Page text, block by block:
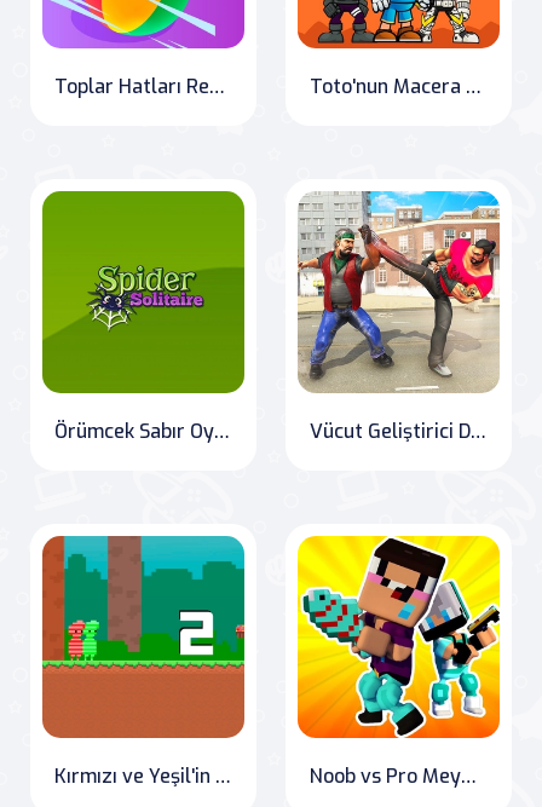
Toplar Hatları Renkleri Toto'nun Macera Dünyası
Örümcek Sabır Oyunu 2 Vücut Geliştirici Dövüş Arenası: Güreş Oyunları
Kırmızı ve Yeşil'in Şeker Macerası Noob vs Pro Meydan Okuması